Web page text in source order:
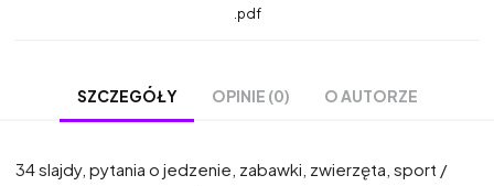
.pdf
SZCZEGÓŁY OPINIE (0) O AUTORZE
34 slajdy, pytania o jedzenie, zabawki, zwierzęta, sport /